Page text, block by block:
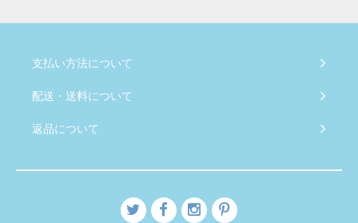
支払い方法について
配送・送料について
返品について